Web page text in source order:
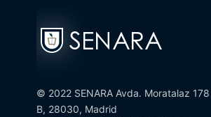
© 2022 SENARA Avda. Moratalaz 178
B, 28030, Madrid